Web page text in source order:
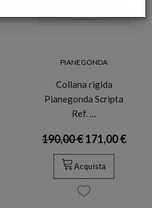
PIANEGONDA
Collana rigida
Pianegonda Scripta
Ref. …
190,00 €171,00 €
Acquista